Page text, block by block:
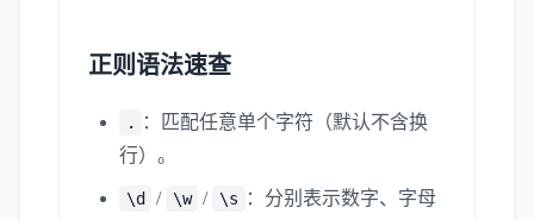
正则语法速查
.
：匹配任意单个字符（默认不含换
行）。
\d / \w / \s
：分别表示数字、字母